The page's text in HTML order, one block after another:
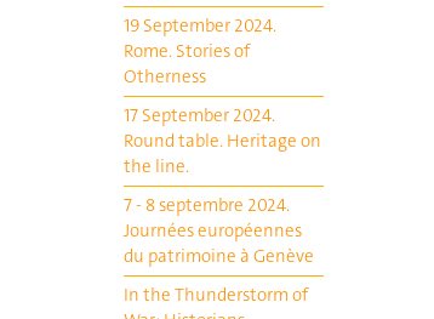
19 September 2024.
Rome. Stories of
Otherness
17 September 2024.
Round table. Heritage on
the line.
7 - 8 septembre 2024.
Journées européennes
du patrimoine à Genève
In the Thunderstorm of